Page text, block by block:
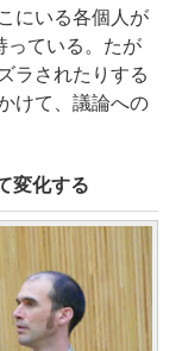
にいる各個人が
っている。たが
ラされたりする
けて、議論への
変化する